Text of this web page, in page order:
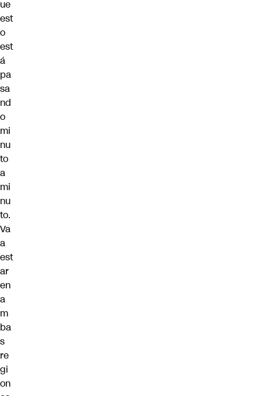
ue
est
o
est
á
pa
sa
nd
o
mi
nu
to
a
mi
nu
to.
Va
a
est
ar
en
a
m
ba
s
re
gi
on